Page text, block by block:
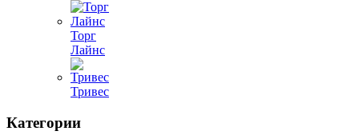
Торг
Лайнс
Тривес
Категории